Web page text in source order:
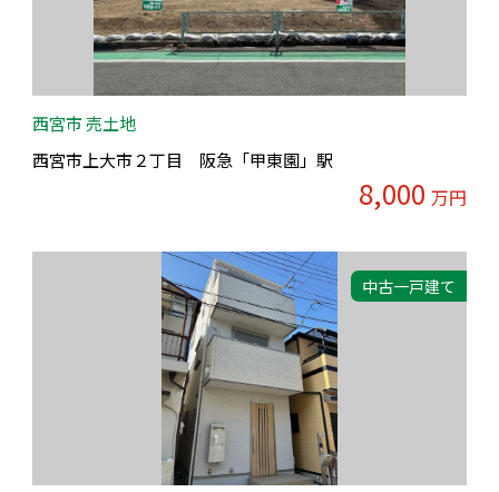
西宮市 売土地
西宮市上大市２丁目 阪急「甲東園」駅
8,000 万円
中古一戸建て